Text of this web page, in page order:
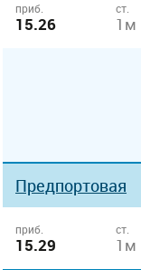
приб.
15.26
ст.
1м
Предпортовая
приб.
15.29
ст.
1м